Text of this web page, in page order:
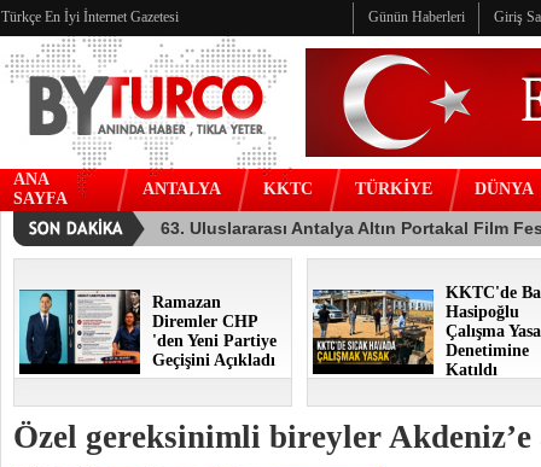
Türkçe En İyi İnternet Gazetesi Günün Haberleri Giriş
ANA
SAYFA
ANTALYA KKTC TÜRKİYE DÜNYA
Ramazan
Diremler CHP
'den Yeni Partiye
Geçişini Açıkladı
KKTC'de
Hasipoğlu
Çalışma
Denetimine
Katıldı
Özel gereksinimli bireyler Akdeniz’e